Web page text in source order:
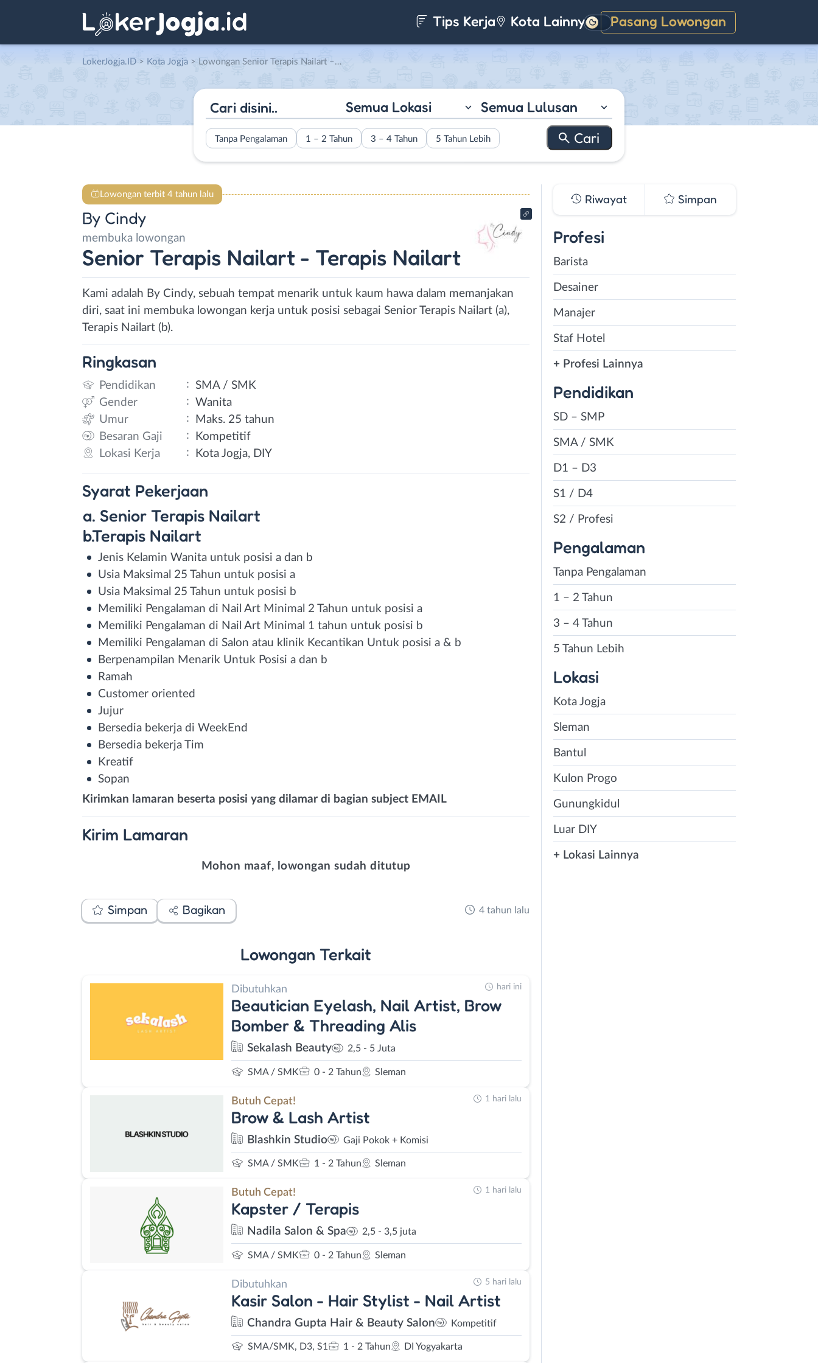
Tips Kerja Kota Lainnya Pasang Lowongan
Gelap
LokerJogja.ID > Kota Jogja > Lowongan Senior Terapis Nailart – Terapis Nailart di By Cindy
Semua Lokasi Semua Lulusan
Tanpa Pengalaman 1 – 2 Tahun 3 – 4 Tahun 5 Tahun Lebih
Lowongan terbit 4 tahun lalu
By Cindy
membuka lowongan
Senior Terapis Nailart - Terapis Nailart
Kami adalah By Cindy, sebuah tempat menarik untuk kaum hawa dalam memanjakan
diri, saat ini membuka lowongan kerja untuk posisi sebagai Senior Terapis Nailart (a),
Terapis Nailart (b).
Ringkasan
Pendidikan : SMA / SMK
Gender
: Wanita
Umur
:
Maks. 25 tahun
Besaran Gaji
:
Kompetitif
Lokasi Kerja
: Kota Jogja, DIY
Syarat Pekerjaan
a. Senior Terapis Nailart
b.Terapis Nailart
Jenis Kelamin Wanita untuk posisi a dan b
Usia Maksimal 25 Tahun untuk posisi a
Usia Maksimal 25 Tahun untuk posisi b
Memiliki Pengalaman di Nail Art Minimal 2 Tahun untuk posisi a
Memiliki Pengalaman di Nail Art Minimal 1 tahun untuk posisi b
Memiliki Pengalaman di Salon atau klinik Kecantikan Untuk posisi a & b
Berpenampilan Menarik Untuk Posisi a dan b
Ramah
Customer oriented
Jujur
Bersedia bekerja di WeekEnd
Bersedia bekerja Tim
Kreatif
Sopan
Kirimkan lamaran beserta posisi yang dilamar di bagian subject EMAIL
Kirim Lamaran
Mohon maaf, lowongan sudah ditutup
Simpan Bagikan 4 tahun lalu
Lowongan Terkait
Dibutuhkan
Beautician Eyelash, Nail Artist, Brow
Bomber & Threading Alis
Sekalash Beauty 2,5 - 5 Juta
SMA / SMK 0 - 2 Tahun Sleman
hari ini
Butuh Cepat!
Brow & Lash Artist
Blashkin Studio Gaji Pokok + Komisi
SMA / SMK 1 - 2 Tahun Sleman
1 hari lalu
Butuh Cepat!
Kapster / Terapis
Nadila Salon & Spa 2,5 - 3,5 juta
SMA / SMK 0 - 2 Tahun Sleman
1 hari lalu
Dibutuhkan
Kasir Salon - Hair Stylist - Nail Artist
Chandra Gupta Hair & Beauty Salon Kompetitif
SMA/SMK, D3, S1 1 - 2 Tahun DI Yogyakarta
5 hari lalu
Riwayat Simpan
Profesi
Barista
Desainer
Manajer
Staf Hotel
+ Profesi Lainnya
Pendidikan
SD – SMP
SMA / SMK
D1 – D3
S1 / D4
S2 / Profesi
Pengalaman
Tanpa Pengalaman
1 – 2 Tahun
3 – 4 Tahun
5 Tahun Lebih
Lokasi
Kota Jogja
Sleman
Bantul
Kulon Progo
Gunungkidul
Luar DIY
+ Lokasi Lainnya